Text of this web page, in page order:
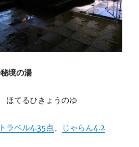
境の湯
ほてるひきょうのゆ
ラベル4.35点、
じゃらん4.2